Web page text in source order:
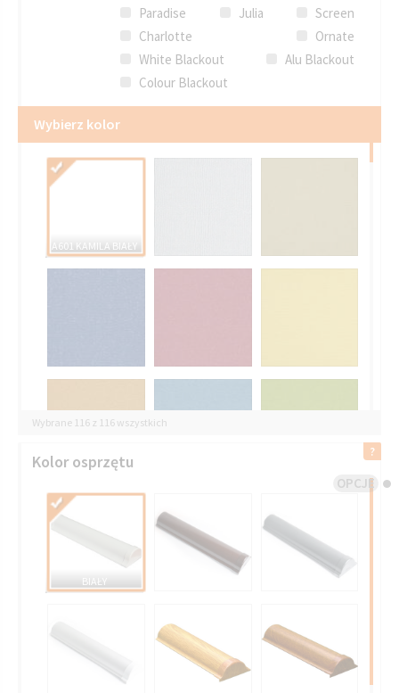
OPCJE
Paradise
Julia
Screen
Charlotte
Ornate
White Blackout
Alu Blackout
Colour Blackout
Wybierz kolor
A601 KAMILA BIAŁY
Wybrane 116 z 116 wszystkich
Kolor osprzętu
BIAŁY